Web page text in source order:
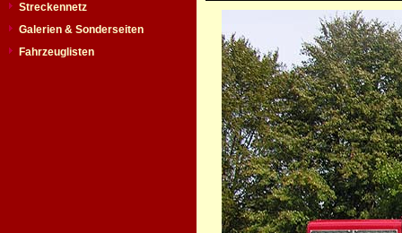
Streckennetz
Galerien & Sonderseiten
Fahrzeuglisten